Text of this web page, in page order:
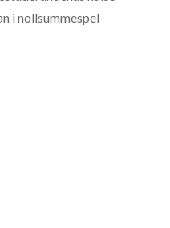
i nollsummespel